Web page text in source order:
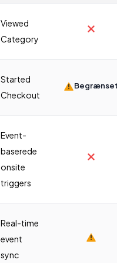
Viewed
Category
Started
Checkout
Event-
baserede
onsite
triggers
Real-time
event
sync